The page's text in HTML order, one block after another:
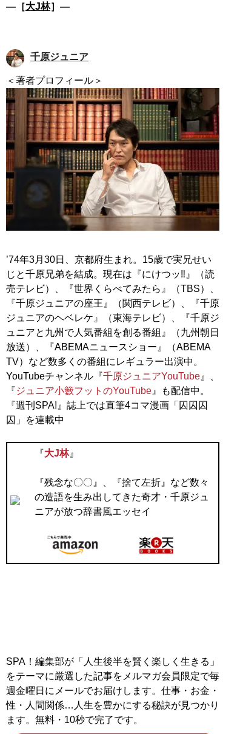
―［大J林］―
千原ジュニア
＜著者プロフィール＞
’74年3月30日、京都府生まれ。15歳で実兄せい
じと千原兄弟を結成。現在は『にけつッ‼』（読
売テレビ）、『世界くらべてみたら』（TBS）、
『千原ジュニアの座王』（関西テレビ）、『千原
ジュニアのヘベレケ』（東海テレビ）、『千原ジ
ュニアと九州で人気番組を創る番組』（九州朝日
放送）、『ABEMAニュースショー』（ABEMA
TV）など数多くの番組にレギュラー出演中。
YouTubeチャンネル『千原ジュニアYouTube 』、
『ジュニア小籔フットのYouTube 』も配信中。
『週刊SPA!』誌上では直筆4コマ漫画「囚囚囚
囚」を連載中
『大J林』
『残念な〇〇』、『捨て左折』など数々
の造語を生み出してきた奇才・千原ジュ
ニアが放つ辞書風エッセイ
SPA！編集部が「人生後半を賢く楽しく生きる」
をテーマに厳選した記事をメルマガ会員限定で毎
週金曜日にメールでお届けします。仕事・お金・
性・人間関係…人生を豊かにする秘訣が見つかり
ます。無料・10秒で完了です。